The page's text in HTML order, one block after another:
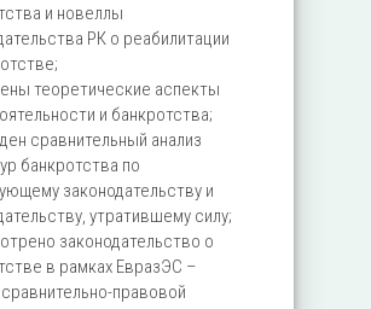
и новеллы
РК о реабилитации
теоретические аспекты
и банкротства;
сравнительный анализ
банкротства по
законодательству и
утратившему силу;
законодательство о
в рамках ЕвразЭС –
правовой